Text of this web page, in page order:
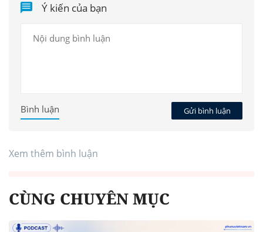
Ý kiến của bạn
Gửi bình luận
Bình luận
Xem thêm bình luận
CÙNG CHUYÊN MỤC